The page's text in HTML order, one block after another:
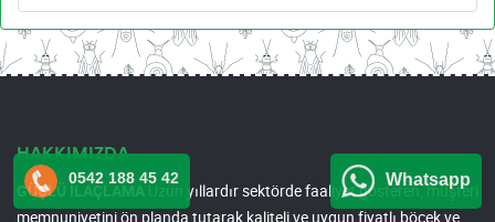
HAKKIMIZDA
GÜÇLÜ İLAÇLAMA
Uzun yıllardır sektörde faaliyet gösteren, müşteri
memnuniyetini ön planda tutarak kaliteli ve uygun fiyatlı böcek ve
0542 188 45 42 Whatsapp